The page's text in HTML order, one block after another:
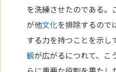
を洗練させたのである。
が他文化を排除するので
する力を持つことを示し
観が広がるにつれて、こ